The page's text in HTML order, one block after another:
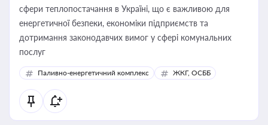
сфери теплопостачання в Україні, що є важливою для
енергетичної безпеки, економіки підприємств та
дотримання законодавчих вимог у сфері комунальних
послуг
Паливно-енергетичний комплекс ЖКГ, ОСББ